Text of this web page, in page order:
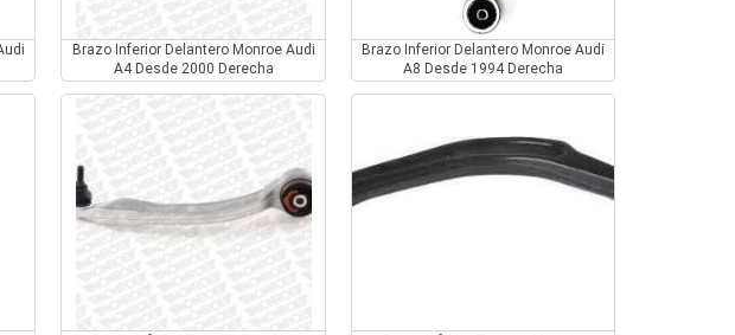
Brazo Inferior Delantero Monroe Audi
A4 Desde 2000 Derecha
Brazo Inferior Delantero Monroe Audi
A8 Desde 1994 Derecha